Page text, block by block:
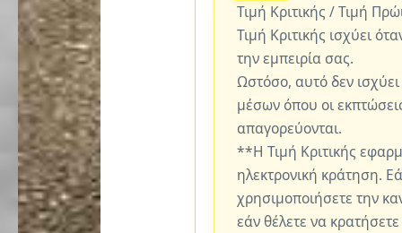
Τιμή Κριτικής / Τιμή
Τιμή Κριτικής ισχύει
την εμπειρία σας.
Ωστόσο, αυτό δεν
μέσων όπου οι
απαγορεύονται.
**Η Τιμή Κριτικής
ηλεκτρονική κράτηση.
χρησιμοποιήσετε την
εάν θέλετε να